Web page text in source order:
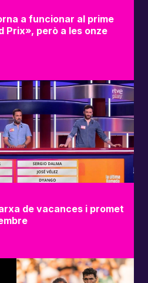
a funcionar al prime
Prix», però a les onze
de vacances i promet